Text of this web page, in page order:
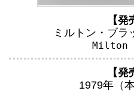
【発
ミルトン・ブラ
Milton
【発
1979年（